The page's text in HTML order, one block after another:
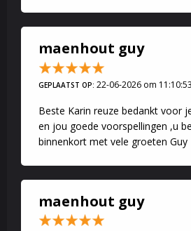
maenhout guy
GEPLAATST OP: 22-06-2026 om 11:10:53
Beste Karin reuze bedankt voor
en jou goede voorspellingen ,u
binnenkort met vele groeten Guy
maenhout guy